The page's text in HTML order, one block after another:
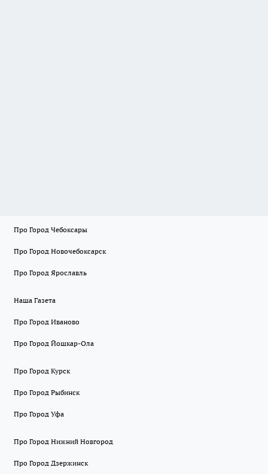
Про Город Чебоксары
Про Город Новочебоксарск
Про Город Ярославль
Наша Газета
Про Город Иваново
Про Город Йошкар-Ола
Про Город Курск
Про Город Рыбинск
Про Город Уфа
Про Город Нижний Новгород
Про Город Дзержинск